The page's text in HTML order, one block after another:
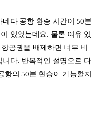
다 공항 환승 시간이 50분
있었는데요. 물론 여유 있
공권을 배제하면 너무 비
다. 반복적인 설명으로 다
항의 50분 환승이 가능할지